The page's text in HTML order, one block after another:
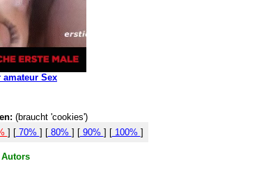
amateur Sex
(braucht 'cookies')
] [70% ] [80% ] [90% ] [100% ]